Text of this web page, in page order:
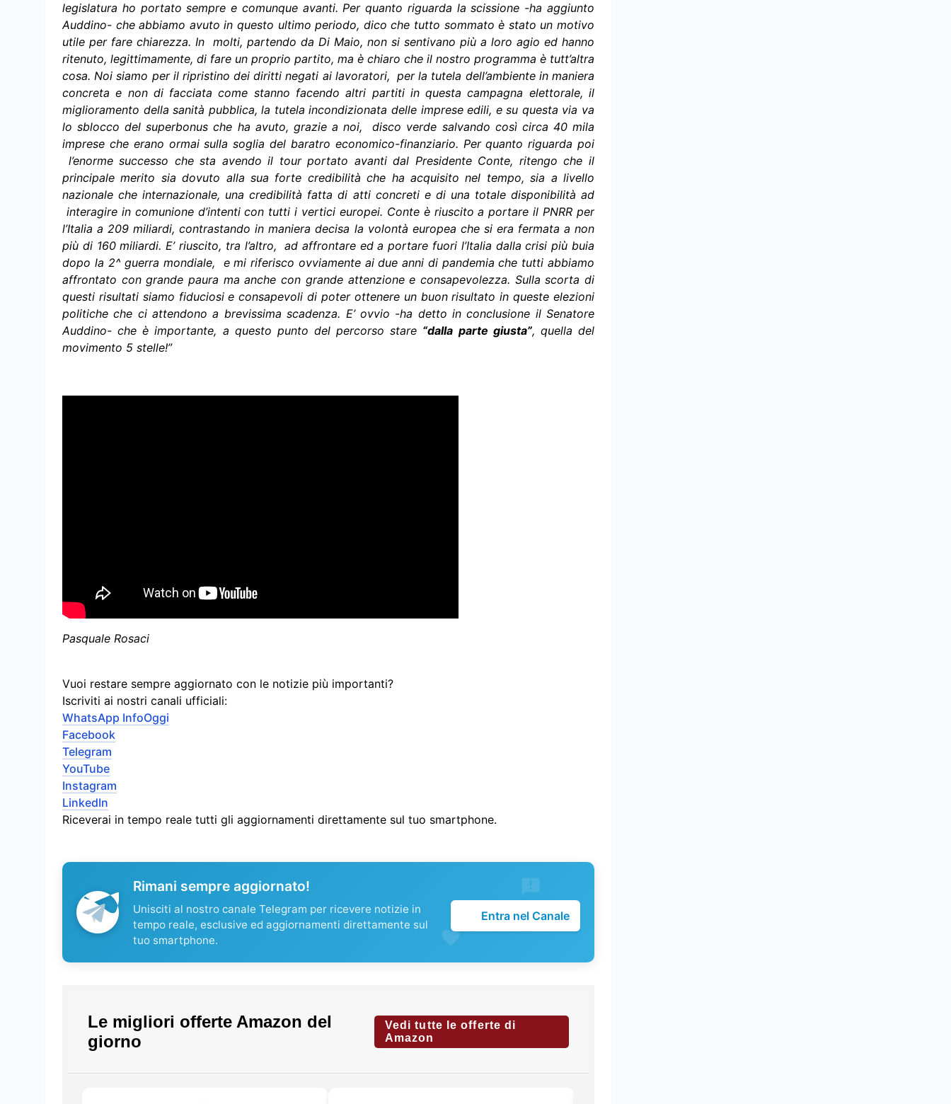
legislatura ho portato sempre e comunque avanti. Per quanto riguarda la scissione -ha aggiunto
Auddino- che abbiamo avuto in questo ultimo periodo, dico che tutto sommato è stato un motivo
utile per fare chiarezza. In molti, partendo da Di Maio, non si sentivano più a loro agio ed hanno
ritenuto, legittimamente, di fare un proprio partito, ma è chiaro che il nostro programma è tutt’altra
cosa. Noi siamo per il ripristino dei diritti negati ai lavoratori, per la tutela dell’ambiente in maniera
concreta e non di facciata come stanno facendo altri partiti in questa campagna elettorale, il
miglioramento della sanità pubblica, la tutela incondizionata delle imprese edili, e su questa via va
lo sblocco del superbonus che ha avuto, grazie a noi, disco verde salvando così circa 40 mila
imprese che erano ormai sulla soglia del baratro economico-finanziario. Per quanto riguarda poi
l’enorme successo che sta avendo il tour portato avanti dal Presidente Conte, ritengo che il
principale merito sia dovuto alla sua forte credibilità che ha acquisito nel tempo, sia a livello
nazionale che internazionale, una credibilità fatta di atti concreti e di una totale disponibilità ad
interagire in comunione d’intenti con tutti i vertici europei. Conte è riuscito a portare il PNRR per
l’Italia a 209 miliardi, contrastando in maniera decisa la volontà europea che si era fermata a non
più di 160 miliardi. E’ riuscito, tra l’altro, ad affrontare ed a portare fuori l’Italia dalla crisi più buia
dopo la 2^ guerra mondiale, e mi riferisco ovviamente ai due anni di pandemia che tutti abbiamo
affrontato con grande paura ma anche con grande attenzione e consapevolezza. Sulla scorta di
questi risultati siamo fiduciosi e consapevoli di poter ottenere un buon risultato in queste elezioni
politiche che ci attendono a brevissima scadenza. E’ ovvio -ha detto in conclusione il Senatore
Auddino- che è importante, a questo punto del percorso stare “dalla parte giusta”, quella del
movimento 5 stelle!”
Pasquale Rosaci
Vuoi restare sempre aggiornato con le notizie più importanti?
Iscriviti ai nostri canali ufficiali:
WhatsApp InfoOggi
Facebook
Telegram
YouTube
Instagram
LinkedIn
Riceverai in tempo reale tutti gli aggiornamenti direttamente sul tuo smartphone.
Rimani sempre aggiornato!
Unisciti al nostro canale Telegram per ricevere notizie in
tempo reale, esclusive ed aggiornamenti direttamente sul
tuo smartphone.
Entra nel Canale